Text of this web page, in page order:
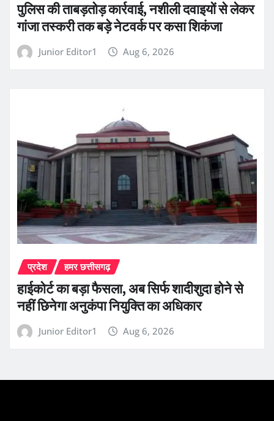
पुलिस की ताबड़तोड़ कार्रवाई, नशीली दवाइयों से लेकर
गांजा तस्करी तक बड़े नेटवर्क पर कसा शिकंजा
Junior Editor1 Aug 6, 2026
प्रदेश हमर छत्तीसगढ़
हाईकोर्ट का बड़ा फैसला, अब सिर्फ शादीशुदा होने से
नहीं छिनेगा अनुकंपा नियुक्ति का अधिकार
Junior Editor1 Aug 6, 2026